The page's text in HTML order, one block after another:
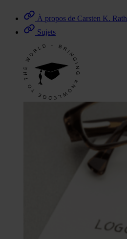
À propos de Carsten K. Rath
Sujets